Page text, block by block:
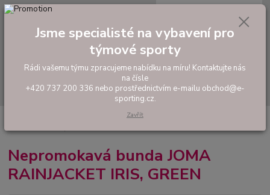
Hledat
tel: +420 737 200 336
0,00 Kč
Oblečení do deště
RAINJACKET IRIS, GREEN
Nepromokavá bunda JOMA
RAINJACKET IRIS, GREEN
Jsme specialisté na vybavení pro
týmové sporty
Rádi vašemu týmu zpracujeme nabídku na míru! Kontaktujte nás
na čísle
+420 737 200 336 nebo prostřednictvím e-mailu obchod@e-
sporting.cz.
Zavřít